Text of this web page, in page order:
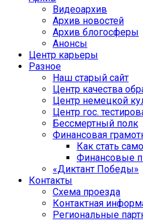
Видеоархив
Архив новостей
Архив блогосферы
Анонсы
Центр карьеры
Разное
Наш старый сайт
Центр качества
Центр немецкой
Центр гос.
Бессмертный полк
Финансовая
Как стать
Финансовые
«Диктант Победы»
Контакты
Схема проезда
Контактная
Региональные